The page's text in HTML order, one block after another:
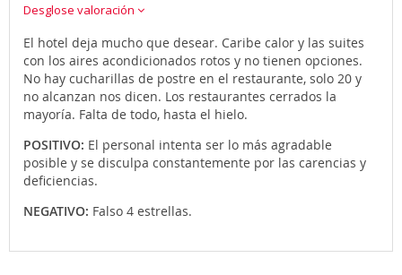
Desglose valoración
El hotel deja mucho que desear. Caribe calor y las suites
con los aires acondicionados rotos y no tienen opciones.
No hay cucharillas de postre en el restaurante, solo 20 y
no alcanzan nos dicen. Los restaurantes cerrados la
mayoría. Falta de todo, hasta el hielo.
POSITIVO: El personal intenta ser lo más agradable
posible y se disculpa constantemente por las carencias y
deficiencias.
NEGATIVO: Falso 4 estrellas.